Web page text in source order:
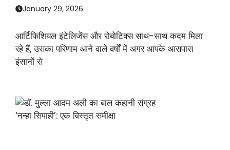
January 29, 2026
आर्टिफिशियल इंटेलिजेंस और रोबोटिक्स साथ-साथ कदम मिला
रहे हैं, उसका परिणाम आने वाले वर्षों में अगर आपके आसपास
इंसानों से